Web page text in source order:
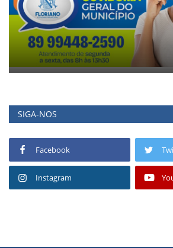
SIGA-NOS
Facebook
Instagram